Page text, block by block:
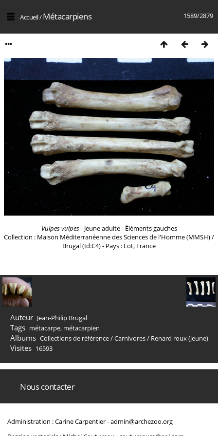
1589/2879
Accueil/Métacarpiens
Vulpes vulpes- Jeune adulte - Éléments gauches
Collection : Maison Méditerranéenne des Sciences de l'Homme (MMSH) /
Brugal (Id:C4) - Pays : Lot, France
Auteur Jean-Philip Brugal
Tags métacarpe, métacarpien
Albums Collections de référence/Carnivores/ Renard roux (jeune)
Visites 16593
Nous contacter
Administration : Carine Carpentier -admin@archezoo.org